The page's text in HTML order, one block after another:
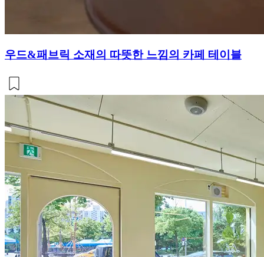
우드&패브릭 소재의 따뜻한 느낌의 카페 테이블